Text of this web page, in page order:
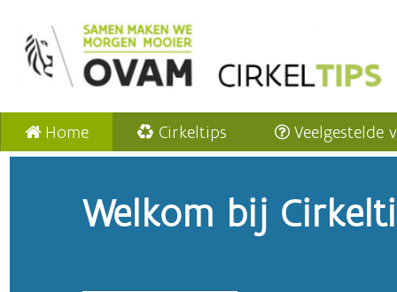
Home Cirkeltips Veelgestelde
Welkom bij